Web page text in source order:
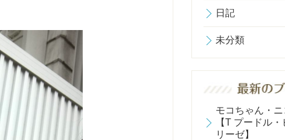
日記
未分類
モコちゃん・
【T プードル
リーゼ】